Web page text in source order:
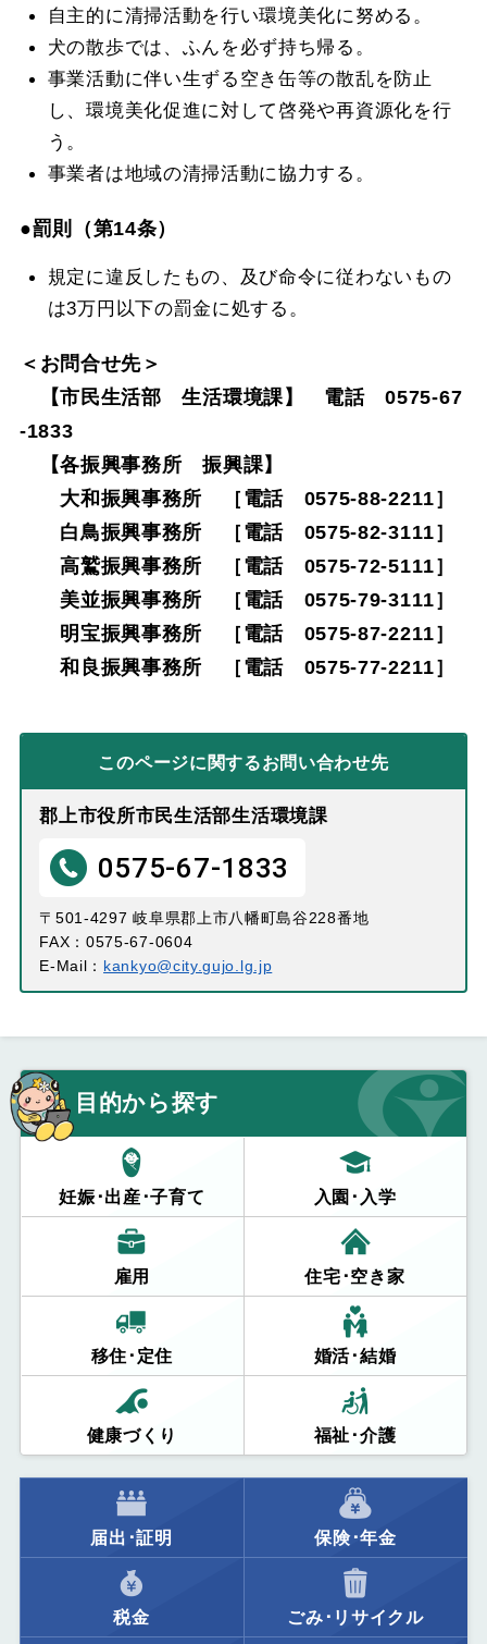
自主的に清掃活動を行い環境美化に努める。
犬の散歩では、ふんを必ず持ち帰る。
事業活動に伴い生ずる空き缶等の散乱を防止
し、環境美化促進に対して啓発や再資源化を行
う。
事業者は地域の清掃活動に協力する。
●罰則（第14条）
規定に違反したもの、及び命令に従わないもの
は3万円以下の罰金に処する。
＜お問合せ先＞
【市民生活部 生活環境課】 電話 0575-67
-1833
【各振興事務所 振興課】
大和振興事務所 ［電話 0575-88-2211］
白鳥振興事務所 ［電話 0575-82-3111］
高鷲振興事務所 ［電話 0575-72-5111］
美並振興事務所 ［電話 0575-79-3111］
明宝振興事務所 ［電話 0575-87-2211］
和良振興事務所 ［電話 0575-77-2211］
このページに関するお問い合わせ先
郡上市役所市民生活部生活環境課
0575-67-1833
〒501-4297 岐阜県郡上市八幡町島谷228番地
FAX：0575-67-0604
E-Mail： kankyo@city.gujo.lg.jp
目的から探す
妊娠･出産･子育て 入園･入学
雇用 住宅･空き家
移住･定住 婚活･結婚
健康づくり 福祉･介護
届出･証明 保険･年金
税金 ごみ･リサイクル